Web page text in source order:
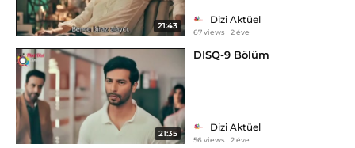
21:43
Dizi Aktüel
67 views 2 éve
21:35
DISQ-9 Bölüm
Dizi Aktüel
56 views 2 éve